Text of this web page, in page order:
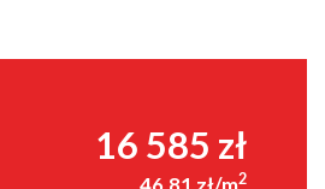
16 585 zł
2